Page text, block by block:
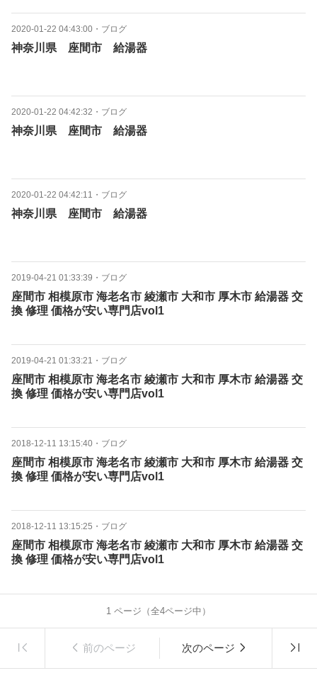
2020-01-22 04:43:00 ・ ブログ
神奈川県 座間市 給湯器
2020-01-22 04:42:32 ・ ブログ
神奈川県 座間市 給湯器
2020-01-22 04:42:11 ・ ブログ
神奈川県 座間市 給湯器
2019-04-21 01:33:39 ・ ブログ
座間市 相模原市 海老名市 綾瀬市 大和市 厚木市 給湯器 交
換 修理 価格が安い専門店vol1
2019-04-21 01:33:21 ・ ブログ
座間市 相模原市 海老名市 綾瀬市 大和市 厚木市 給湯器 交
換 修理 価格が安い専門店vol1
2018-12-11 13:15:40 ・ ブログ
座間市 相模原市 海老名市 綾瀬市 大和市 厚木市 給湯器 交
換 修理 価格が安い専門店vol1
2018-12-11 13:15:25 ・ ブログ
座間市 相模原市 海老名市 綾瀬市 大和市 厚木市 給湯器 交
換 修理 価格が安い専門店vol1
1 ページ（全4ページ中）
前のページ 次のページ